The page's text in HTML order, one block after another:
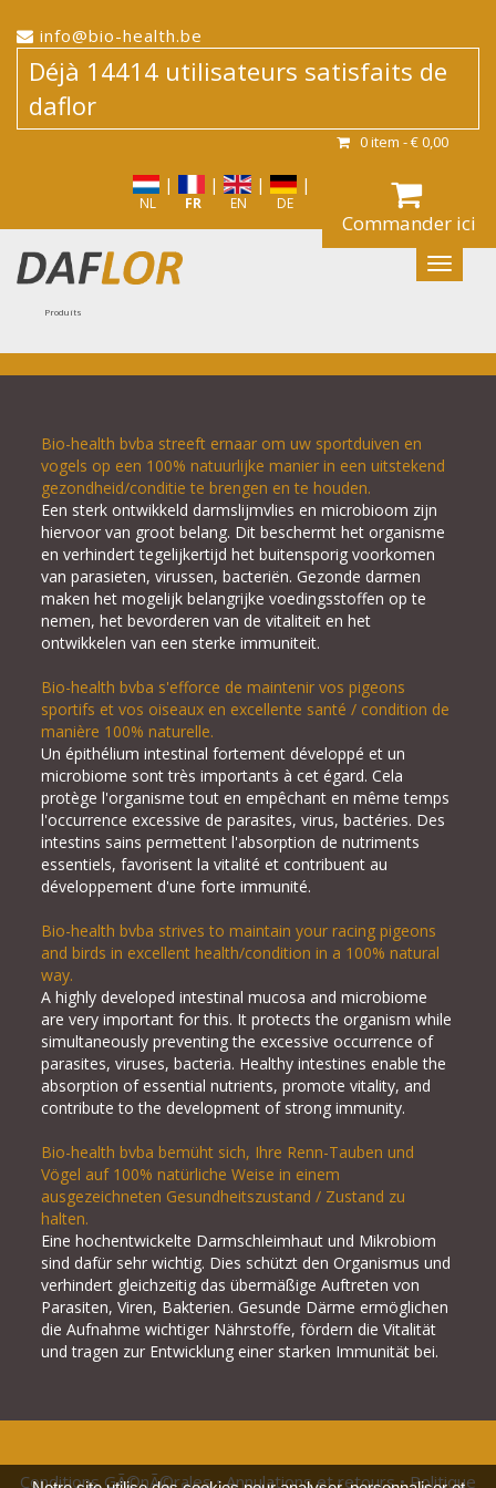
Commander ici
info@bio-health.be
Déjà 14414 utilisateurs satisfaits de
daflor
0item -€ 0,00
NL
|
FR
|
EN
|
DE
| Login / Enregistrer
Produits
Bio-health bvba streeft ernaar om uw sportduiven en
vogels op een 100% natuurlijke manier in een uitstekend
gezondheid/conditie te brengen en te houden.
Een sterk ontwikkeld darmslijmvlies en microbioom zijn
hiervoor van groot belang. Dit beschermt het organisme
en verhindert tegelijkertijd het buitensporig voorkomen
van parasieten, virussen, bacteriën. Gezonde darmen
maken het mogelijk belangrijke voedingsstoffen op te
nemen, het bevorderen van de vitaliteit en het
ontwikkelen van een sterke immuniteit.
Bio-health bvba s'efforce de maintenir vos pigeons
sportifs et vos oiseaux en excellente santé / condition de
manière 100% naturelle.
Un épithélium intestinal fortement développé et un
microbiome sont très importants à cet égard. Cela
protège l'organisme tout en empêchant en même temps
l'occurrence excessive de parasites, virus, bactéries. Des
intestins sains permettent l'absorption de nutriments
essentiels, favorisent la vitalité et contribuent au
développement d'une forte immunité.
Bio-health bvba strives to maintain your racing pigeons
and birds in excellent health/condition in a 100% natural
way.
A highly developed intestinal mucosa and microbiome
are very important for this. It protects the organism while
simultaneously preventing the excessive occurrence of
parasites, viruses, bacteria. Healthy intestines enable the
absorption of essential nutrients, promote vitality, and
contribute to the development of strong immunity.
Bio-health bvba bemüht sich, Ihre Renn-Tauben und
Vögel auf 100% natürliche Weise in einem
ausgezeichneten Gesundheitszustand / Zustand zu
halten.
Eine hochentwickelte Darmschleimhaut und Mikrobiom
sind dafür sehr wichtig. Dies schützt den Organismus und
verhindert gleichzeitig das übermäßige Auftreten von
Parasiten, Viren, Bakterien. Gesunde Därme ermöglichen
die Aufnahme wichtiger Nährstoffe, fördern die Vitalität
und tragen zur Entwicklung einer starken Immunität bei.
Conditions GÃ©nÃ©rales•Annulations et retours•Politique